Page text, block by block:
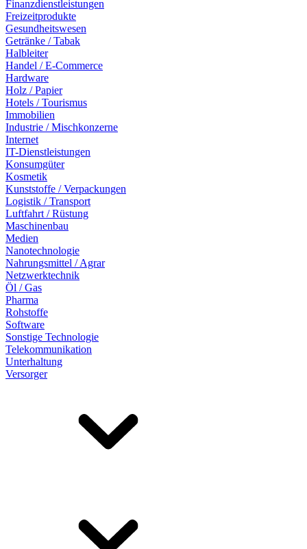
Finanzdienstleistungen
Freizeitprodukte
Gesundheitswesen
Getränke / Tabak
Halbleiter
Handel / E-Commerce
Hardware
Holz / Papier
Hotels / Tourismus
Immobilien
Industrie / Mischkonzerne
Internet
IT-Dienstleistungen
Konsumgüter
Kosmetik
Kunststoffe / Verpackungen
Logistik / Transport
Luftfahrt / Rüstung
Maschinenbau
Medien
Nanotechnologie
Nahrungsmittel / Agrar
Netzwerktechnik
Öl / Gas
Pharma
Rohstoffe
Software
Sonstige Technologie
Telekommunikation
Unterhaltung
Versorger